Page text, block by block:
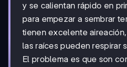
y se calientan rápido en
para empezar a sembrar
tienen excelente
las raíces pueden respirar
El problema es que son